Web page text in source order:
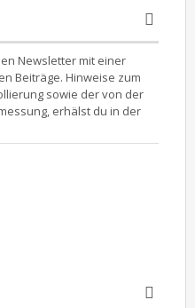
Newsletter mit einer
Beiträge. Hinweise zum
sowie der von der
erhälst du in der